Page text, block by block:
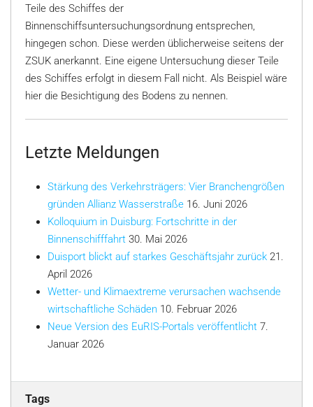
Teile des Schiffes der
Binnenschiffsuntersuchungsordnung entsprechen,
hingegen schon. Diese werden üblicherweise seitens der
ZSUK anerkannt. Eine eigene Untersuchung dieser Teile
des Schiffes erfolgt in diesem Fall nicht. Als Beispiel wäre
hier die Besichtigung des Bodens zu nennen.
Letzte Meldungen
Stärkung des Verkehrsträgers: Vier Branchengrößen
gründen Allianz Wasserstraße 16. Juni 2026
Kolloquium in Duisburg: Fortschritte in der
Binnenschifffahrt 30. Mai 2026
Duisport blickt auf starkes Geschäftsjahr zurück 21.
April 2026
Wetter- und Klimaextreme verursachen wachsende
wirtschaftliche Schäden 10. Februar 2026
Neue Version des EuRIS-Portals veröffentlicht 7.
Januar 2026
Tags